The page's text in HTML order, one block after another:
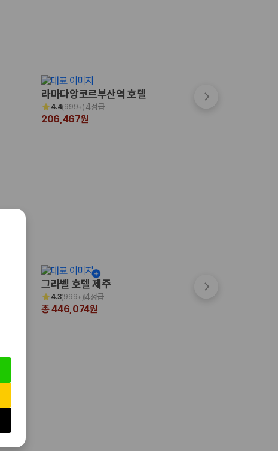
라마다앙코르부산역 호텔
4.4(999+)4성급
206,467원
최대 7만원 할인
그랩디 오션 송도
그라벨 호텔 제주
4.3(999+)4성급
총 446,074원
메종 글래드 제주